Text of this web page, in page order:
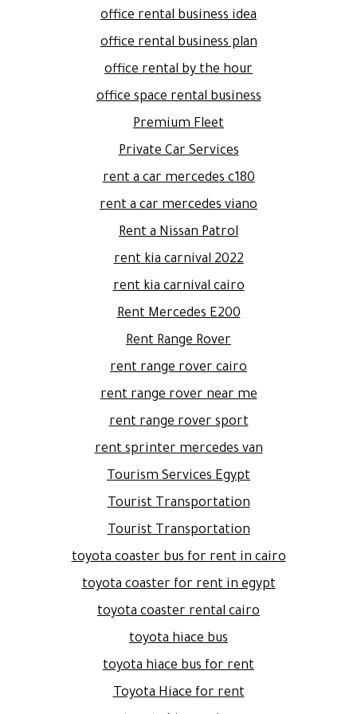
office rental business idea
office rental business plan
office rental by the hour
office space rental business
Premium Fleet
Private Car Services
rent a car mercedes c180
rent a car mercedes viano
Rent a Nissan Patrol
rent kia carnival 2022
rent kia carnival cairo
Rent Mercedes E200
Rent Range Rover
rent range rover cairo
rent range rover near me
rent range rover sport
rent sprinter mercedes van
Tourism Services Egypt
Tourist Transportation
Tourist Transportation
toyota coaster bus for rent in cairo
toyota coaster for rent in egypt
toyota coaster rental cairo
toyota hiace bus
toyota hiace bus for rent
Toyota Hiace for rent